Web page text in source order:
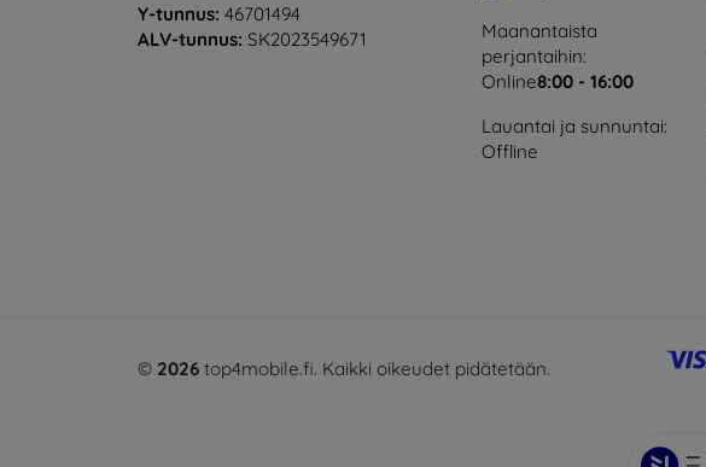
Y-tunnus: 46701494
ALV-tunnus: SK2023549671
Maanantaista
perjantaihin:
Online8:00 - 16:00
Lauantai ja sunnuntai:
Offline
© 2026 top4mobile.fi. Kaikki oikeudet pidätetään.